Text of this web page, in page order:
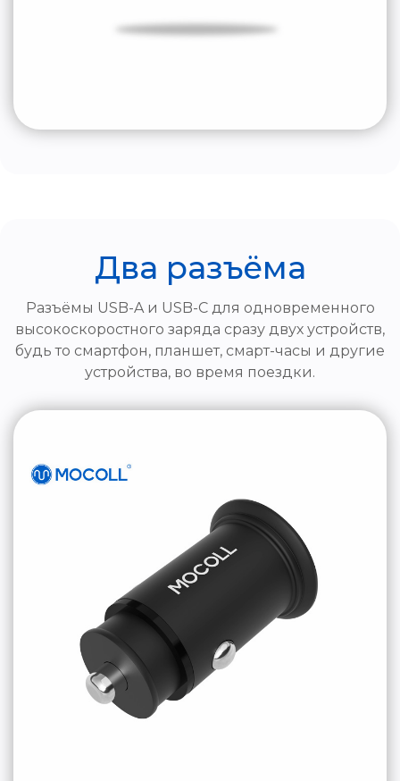
Два разъёма
Разъёмы USB-A и USB-C для одновременного
высокоскоростного заряда сразу двух устройств,
будь то смартфон, планшет, смарт-часы и другие
устройства, во время поездки.